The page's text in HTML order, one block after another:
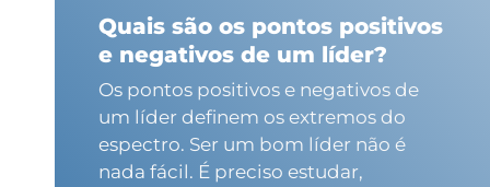
Quais são os pontos positivos
e negativos de um líder?
Os pontos positivos e negativos de
um líder definem os extremos do
espectro. Ser um bom líder não é
nada fácil. É preciso estudar,